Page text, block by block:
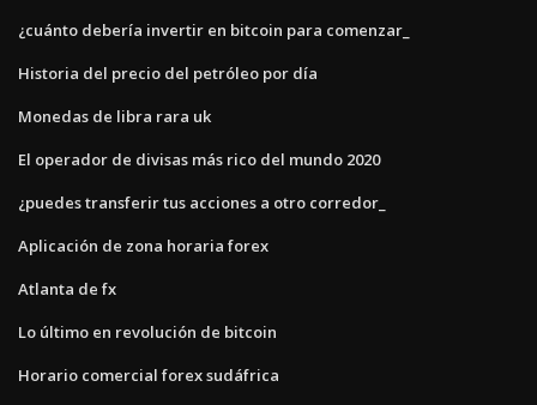
¿cuánto debería invertir en bitcoin para comenzar_
Historia del precio del petróleo por día
Monedas de libra rara uk
El operador de divisas más rico del mundo 2020
¿puedes transferir tus acciones a otro corredor_
Aplicación de zona horaria forex
Atlanta de fx
Lo último en revolución de bitcoin
Horario comercial forex sudáfrica